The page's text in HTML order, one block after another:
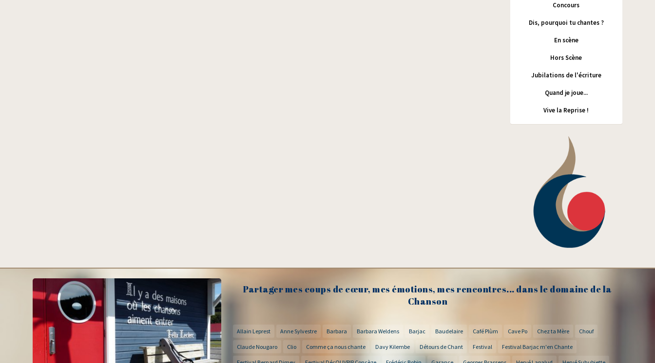
Concours
Dis, pourquoi tu chantes ?
En scène
Hors Scène
Jubilations de l'écriture
Quand je joue...
Vive la Reprise !
Partager mes coups de cœur, mes émotions, mes rencontres... dans le domaine de la
Chanson
Allain Leprest Anne Sylvestre Barbara Barbara Weldens Barjac Baudelaire Café Plùm Cave Po Chez ta Mère Chouf
Claude Nougaro Clio Comme ça nous chante Davy Kilembe Détours de Chant Festival Festival Barjac m'en Chante